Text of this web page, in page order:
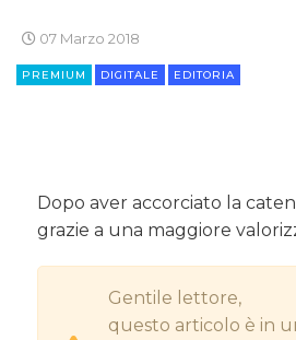
07 Marzo 2018
PREMIUM DIGITALE EDITORIA
Dopo aver accorciato la
grazie a una maggiore
Gentile lettore,
questo articolo è in